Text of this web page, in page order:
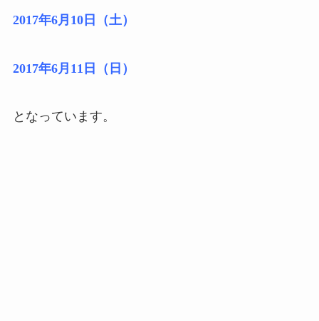
2017年6月10日（土）
2017年6月11日（日）
となっています。